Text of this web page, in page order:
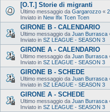
[O.T.] Storie di migranti
Ultimo messaggio da Gargarozzo «
Inviato in New Ifix Tcen Tcen
GIRONE B - CALENDARIO
Ultimo messaggio da Juan Burrasca
Inviato in SZ LEAGUE - SEASON 3
GIRONE A - CALENDARIO
Ultimo messaggio da Juan Burrasca
Inviato in SZ LEAGUE - SEASON 3
GIRONE B - SCHEDE
Ultimo messaggio da Juan Burrasca
Inviato in SZ LEAGUE - SEASON 3
GIRONE A - SCHEDE
Ultimo messaggio da Juan Burrasca
Inviato in SZ LEAGUE - SEASON 3